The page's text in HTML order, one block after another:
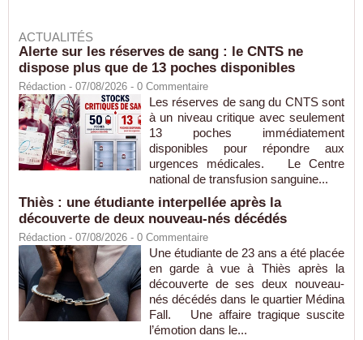
ACTUALITÉS
Alerte sur les réserves de sang : le CNTS ne
dispose plus que de 13 poches disponibles
Rédaction - 07/08/2026 - 0 Commentaire
Les réserves de sang du CNTS sont
à un niveau critique avec seulement
13 poches immédiatement
disponibles pour répondre aux
urgences médicales. Le Centre
national de transfusion sanguine...
Thiès : une étudiante interpellée après la
découverte de deux nouveau-nés décédés
Rédaction - 07/08/2026 - 0 Commentaire
Une étudiante de 23 ans a été placée
en garde à vue à Thiès après la
découverte de ses deux nouveau-
nés décédés dans le quartier Médina
Fall. Une affaire tragique suscite
l’émotion dans le...